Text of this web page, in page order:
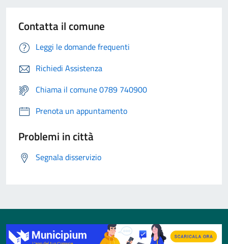
Contatta il comune
Leggi le domande frequenti
Richiedi Assistenza
Chiama il comune 0789 740900
Prenota un appuntamento
Problemi in città
Segnala disservizio